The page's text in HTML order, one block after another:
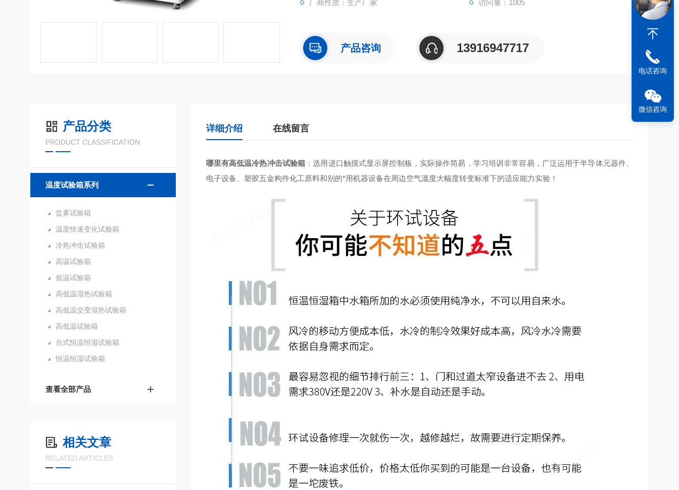
厂商性质：生产厂家 访问量：1005
产品咨询 13916947717
产品分类
PRODUCT CLASSIFICATION
温度试验箱系列
盐雾试验箱
温度快速变化试验箱
冷热冲击试验箱
高温试验箱
低温试验箱
高低温湿热试验箱
高低温交变湿热试验箱
高低温试验箱
台式恒温恒湿试验箱
恒温恒湿试验箱
查看全部产品
相关文章
RELATED ARTICLES
详细介绍 在线留言
哪里有高低温冷热冲击试验箱 ：选用进口触摸式显示屏控制板，实际操作简易，学习培训非常容易，广泛运用于半导体元器件、
电子设备、塑胶五金构件化工原料和别的*用机器设备在周边空气溫度大幅度转变标准下的适应能力实验！
电话咨询
微信咨询